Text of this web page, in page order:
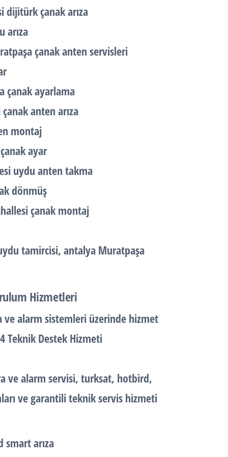
dijitürk çanak arıza
arıza
çanak anten servisleri
çanak ayarlama
anten arıza
montaj
ayar
uydu anten takma
dönmüş
çanak montaj
tamircisi, antalya Muratpaşa
Hizmetleri
alarm sistemleri üzerinde hizmet
Teknik Destek Hizmeti
ve alarm servisi, turksat, hotbird,
ve garantili teknik servis hizmeti
arıza